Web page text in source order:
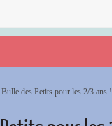
des Petits pour les 2/3 ans !